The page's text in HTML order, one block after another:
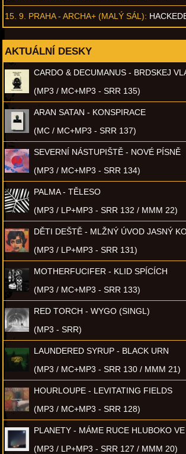
15. 9. PRAHA - ARCHA+ (MALÝ SÁL):
AKTUÁLNÍ DESKY
CARDO & DECUMANUS - BRDSKEJ
(MP3 / MC+MP3 - SRR 135)
ARAN SATAN - KONSPIRACE
(MC / MC+MP3 - SRR 137)
SEVERNÍ NÁSTUPIŠTĚ - NOVÉ PÍSNĚ
(MP3 / MC+MP3 - SRR 134)
PALMA - TĚLESO
(MP3 / LP+MP3 - SRR 132 / MMM 22)
DĚTI DEŠTĚ - MLŽNÝ ÚVOD JASNÝ
(MP3 / LP+MP3 - SRR 131)
MOTHERFUCIFER - KLID SPÍCÍCH
(MP3 / MC+MP3 - SRR 133)
RED TORCH - WYGO (SINGL)
(MP3 - SRR)
LAUNDERED SYRUP - BLACK URN
(MP3 / MC+MP3 - SRR 130 / MMM 21)
HOURLOUPE - LEVITATING FIELDS
(MP3 / MC+MP3 - SRR 128)
PLANETY - MÁME RUCE HLUBOKO
(MP3 / LP+MP3 - SRR 127 / MMM 20)